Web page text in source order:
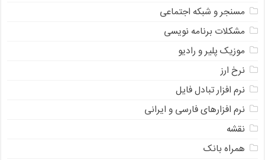
مسنجر و شبکه اجتماعی
مشکلات برنامه نویسی
موزیک پلیر و رادیو
نرخ ارز
ﻧﺮﻡ ﺍﻓﺰﺍﺭ ﺗﺒﺎﺩﻝ ﻓﺎﻳﻞ
نرم افزارهای فارسی و ایرانی
نقشه
همراه بانک